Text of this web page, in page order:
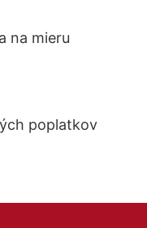
na mieru
poplatkov